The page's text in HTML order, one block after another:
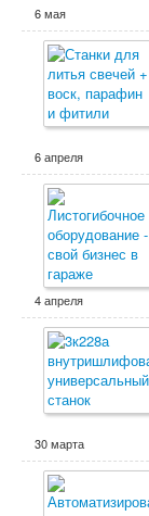
6 мая
6 апреля
4 апреля
30 марта